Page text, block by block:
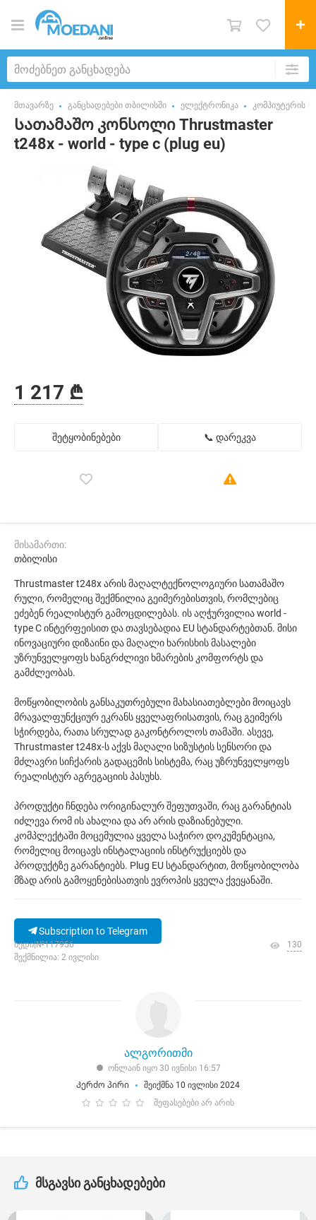
მთავარზე განცხადებები თბილისში ელექტრონიკა კომპიუტერის
Სათამაშო კონსოლი Thrustmaster
t248x - world - type c (plug eu)
1 217 ₾
შეტყობინებები 📞 დარეკვა
მისამართი:
თბილისი
Thrustmaster t248x არის მაღალტექნოლოგიური სათამაშო
რული, რომელიც შექმნილია გეიმერებისთვის, რომლებიც
ეძებენ რეალისტურ გამოცდილებას. ის აღჭურვილია world -
type C ინტერფეისით და თავსებადია EU სტანდარტებთან. მისი
ინოვაციური დიზაინი და მაღალი ხარისხის მასალები
უზრუნველყოფს ხანგრძლივი ხმარების კომფორტს და
გამძლეობას.
მოწყობილობის განსაკუთრებული მახასიათებლები მოიცავს
მრავალფუნქციურ ეკრანს ყველაფრისათვის, რაც გეიმერს
სჭირდება, რათა სრულად გაკონტროლოს თამაში. ასევე,
Thrustmaster t248x-ს აქვს მაღალი სიზუსტის სენსორი და
მძლავრი სიჩქარის გადაცემის სისტემა, რაც უზრუნველყოფს
რეალისტურ აგრეგაციის პასუხს.
პროდუქტი ჩნდება ორიგინალურ შეფუთვაში, რაც გარანტიას
იძლევა რომ ის ახალია და არ არის დაზიანებული.
კომპლექტაში მოცემულია ყველა საჭირო დოკუმენტაცია,
რომელიც მოიცავს ინსტალაციის ინსტრუქციებს და
პროდუქტზე გარანტიებს. Plug EU სტანდარტით, მოწყობილობა
მზად არის გამოყენებისათვის ევროპის ყველა ქვეყანაში.
Subscription to Telegram
ხედი|№117956
შექმნილია: 2 ივლისი
130
ალგორითმი
ონლაინ იყო 30 ივნისი 16:57
Კერძო პირი
შეიქმნა 10 ივლისი 2024
შეფასებები არ არის
მსგავსი განცხადებები